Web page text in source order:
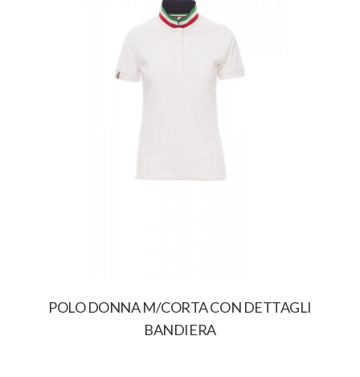
POLO DONNA M/CORTA CON DETTAGLI
BANDIERA